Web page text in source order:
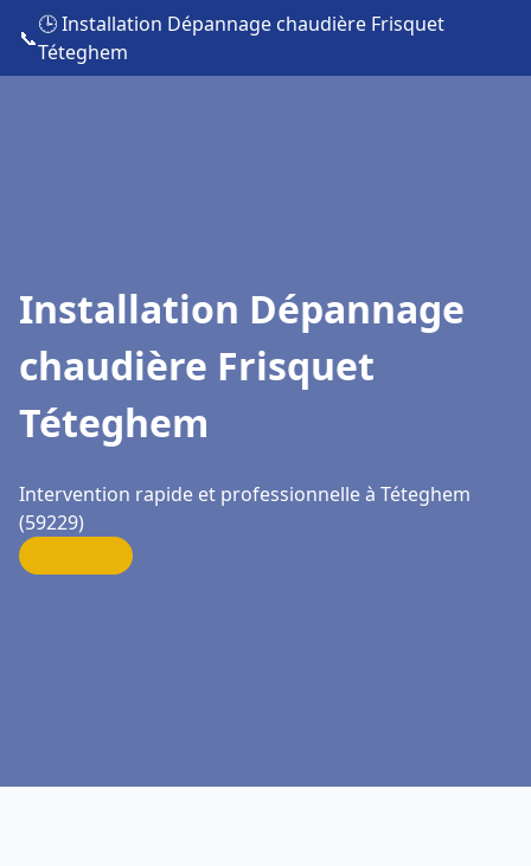
📞
🕒 Installation Dépannage chaudière Frisquet
Téteghem
Installation Dépannage
chaudière Frisquet
Téteghem
Intervention rapide et professionnelle à Téteghem
(59229)